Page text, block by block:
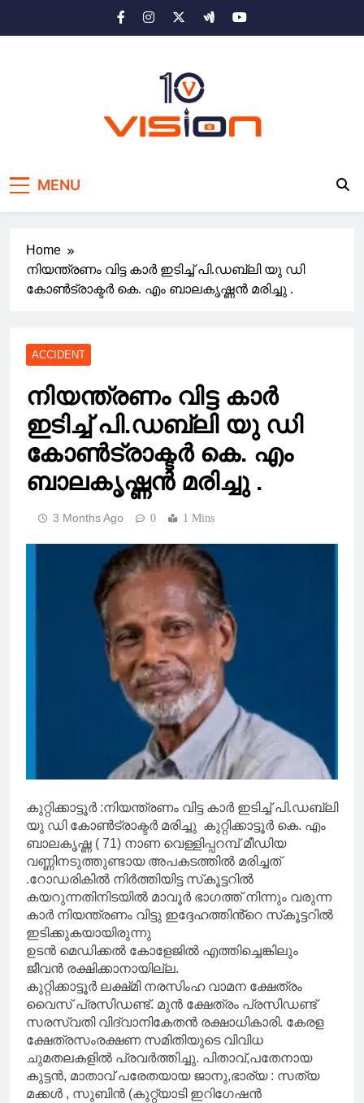
MENU
Home
നിയന്ത്രണം വിട്ട കാർ ഇടിച്ച് പി.ഡബ്ലി യു ഡി
കോൺട്രാക്ടർ കെ. എം ബാലകൃഷ്ണൻ മരിച്ചു .
ACCIDENT
നിയന്ത്രണം വിട്ട കാർ
ഇടിച്ച് പി.ഡബ്ലി യു ഡി
കോൺട്രാക്ടർ കെ. എം
ബാലകൃഷ്ണൻ മരിച്ചു .
3 Months Ago 0 1 Mins
കുറ്റിക്കാട്ടൂർ :നിയന്ത്രണം വിട്ട കാർ ഇടിച്ച് പി.ഡബ്ലി
യു ഡി കോൺട്രാക്ടർ മരിച്ചു കുറ്റിക്കാട്ടൂർ കെ. എം
ബാലകൃഷ്ണ ( 71) നാണ വെള്ളിപ്പറമ്പ് മീഡിയ
വണ്ണിനടുത്തുണ്ടായ അപകടത്തിൽ മരിച്ചത്
.റോഡരികിൽ നിർത്തിയിട്ട സ്‌കൂട്ടറിൽ
കയറുന്നതിനിടയിൽ മാവൂർ ഭാഗത്ത് നിന്നും വരുന്ന
കാർ നിയന്ത്രണം വിട്ടു ഇദ്ദേഹത്തിൻ്റെ സ്‌കൂട്ടറിൽ
ഇടിക്കുകയായിരുന്നു
ഉടൻ മെഡിക്കൽ കോളേജിൽ എത്തിച്ചെങ്കിലും
ജീവൻ രക്ഷിക്കാനായില്ല.
കുറ്റിക്കാട്ടൂർ ലക്ഷ്‌മി നരസിംഹ വാമന ക്ഷേത്രം
വൈസ് പ്രസിഡണ്ട്. മുൻ ക്ഷേത്രം പ്രസിഡണ്ട്
സരസ്വതി വിദ്വാനികേതൻ രക്ഷാധികാരി. കേരള
ക്ഷേത്രസംരക്ഷണ സമിതിയുടെ വിവിധ
ചുമതലകളിൽ പ്രവർത്തിച്ചു. പിതാവ്,പതേനായ
കുട്ടൻ, മാതാവ് പരേതയായ ജാനു,ഭാര്യ : സത്യ
മക്കൾ , സുബിൻ (കുറ്റ്യാടി ഇറിഗേഷൻ